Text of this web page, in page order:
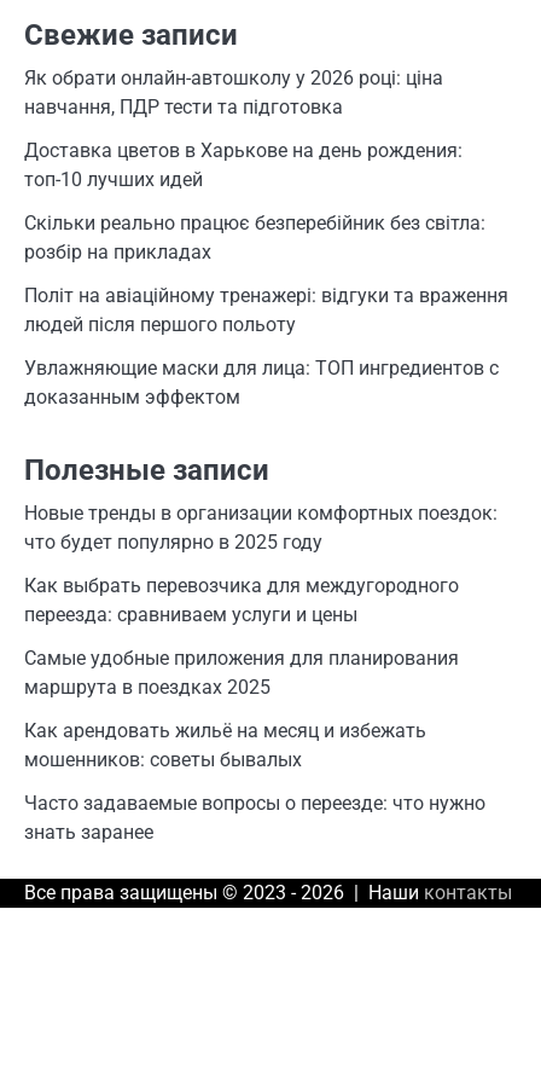
Свежие записи
Як обрати онлайн-автошколу у 2026 році: ціна
навчання, ПДР тести та підготовка
Доставка цветов в Харькове на день рождения:
топ-10 лучших идей
Скільки реально працює безперебійник без світла:
розбір на прикладах
Політ на авіаційному тренажері: відгуки та враження
людей після першого польоту
Увлажняющие маски для лица: ТОП ингредиентов с
доказанным эффектом
Полезные записи
Новые тренды в организации комфортных поездок:
что будет популярно в 2025 году
Как выбрать перевозчика для междугородного
переезда: сравниваем услуги и цены
Самые удобные приложения для планирования
маршрута в поездках 2025
Как арендовать жильё на месяц и избежать
мошенников: советы бывалых
Часто задаваемые вопросы о переезде: что нужно
знать заранее
Все права защищены © 2023 - 2026 | Наши контакты